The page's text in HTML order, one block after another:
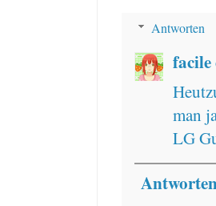
Antworten
facile
man
LG